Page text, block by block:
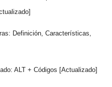
Definición, Características,
ALT + Códigos [Actualizado]